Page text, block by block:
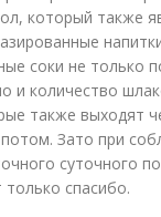
который также
соки не только
и количество
также выходят
Зато при
суточного
спасибо.